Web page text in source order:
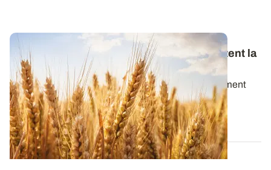
Cadmium : les récoltes françaises respectent la
règlementation
L'exposition des Français au cadmium fait actuellement
l’objet de débats intenses. Divers...
21 MAI 2026